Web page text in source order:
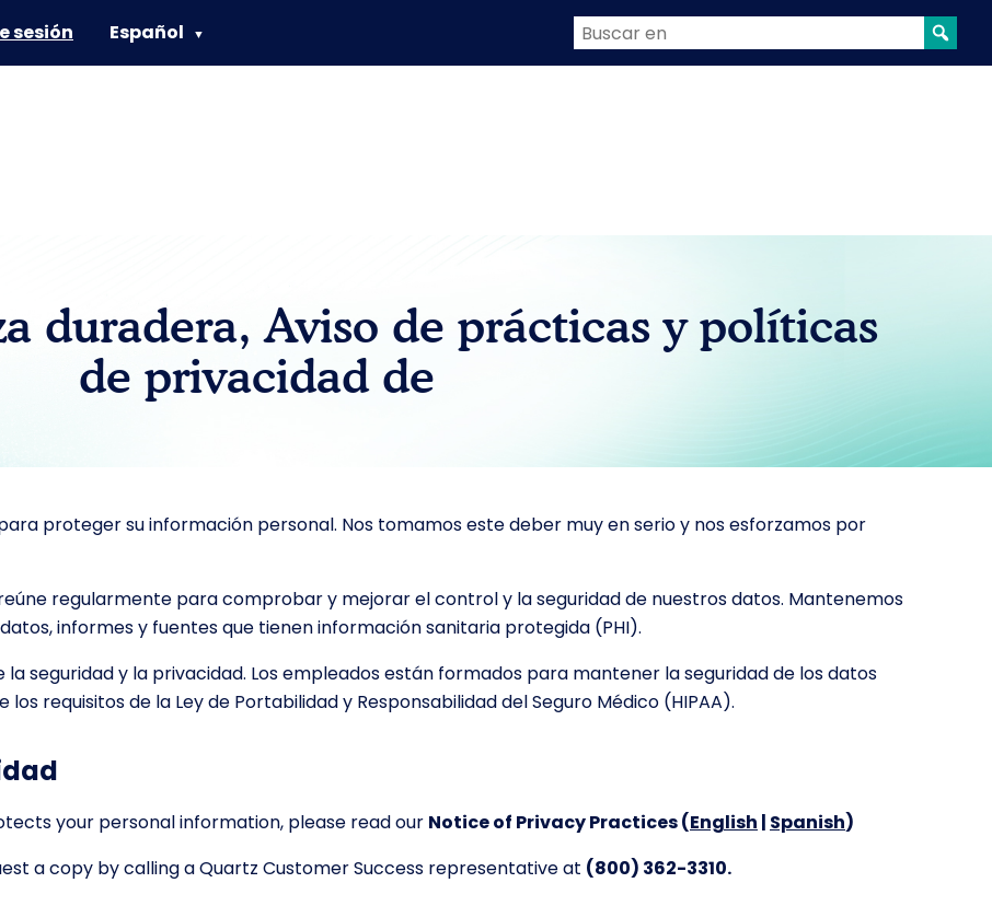
sesión Español ▼
duradera, Aviso de prácticas y políticas
de privacidad de
proteger su información personal. Nos tomamos este deber muy en serio y nos esforzamos por
regularmente para comprobar y mejorar el control y la seguridad de nuestros datos. Mantenemos
informes y fuentes que tienen información sanitaria protegida (PHI).
seguridad y la privacidad. Los empleados están formados para mantener la seguridad de los datos
requisitos de la Ley de Portabilidad y Responsabilidad del Seguro Médico (HIPAA).
your personal information, please read our Notice of Privacy Practices (English | Spanish)
a copy by calling a Quartz Customer Success representative at (800) 362-3310.